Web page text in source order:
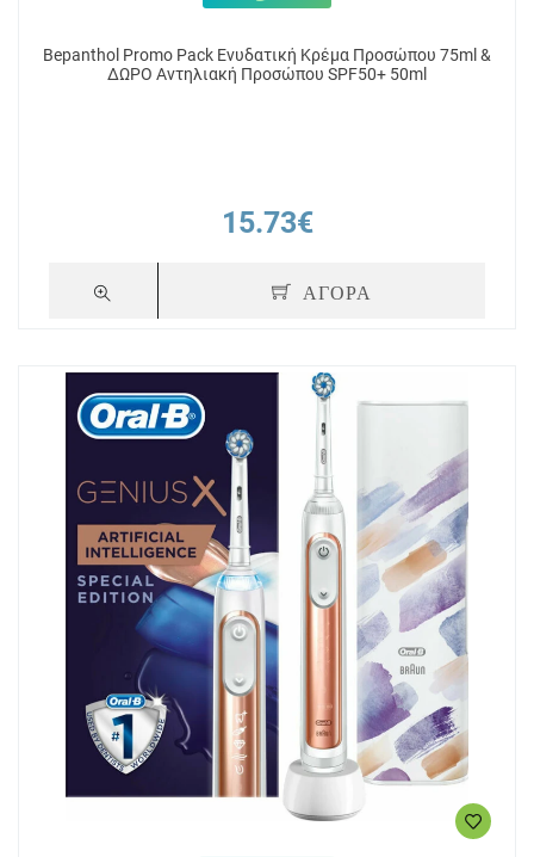
Bepanthol Promo Pack Ενυδατική Κρέμα Προσώπου 75ml &
ΔΩΡΟ Αντηλιακή Προσώπου SPF50+ 50ml
15.73€
ΑΓΟΡΑ